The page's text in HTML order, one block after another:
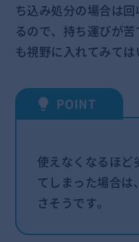
ち込み処分の場合は
るので、持ち運びが
も視野に入れてみては
使えなくなるほど
てしまった場合は
さそうです。